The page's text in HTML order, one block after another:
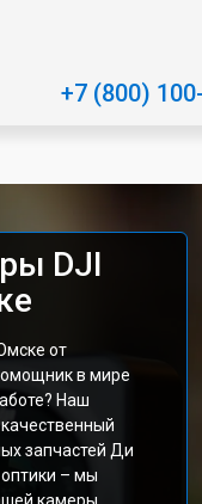
+7 (800)
DJI
от
в мире
Наш
запчастей Ди
– мы